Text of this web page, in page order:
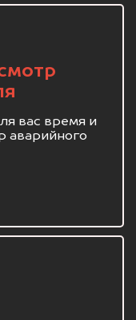
вас время и
аварийного